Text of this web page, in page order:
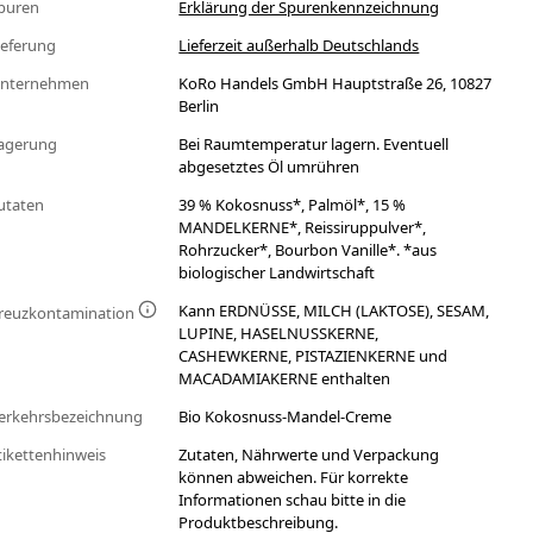
Erklärung der Spurenkennzeichnung
Lieferzeit außerhalb Deutschlands
KoRo Handels GmbH Hauptstraße 26, 10827
Berlin
Bei Raumtemperatur lagern. Eventuell
abgesetztes Öl umrühren
39 % Kokosnuss*, Palmöl*, 15 %
MANDELKERNE*, Reissiruppulver*,
Rohrzucker*, Bourbon Vanille*. *aus
biologischer Landwirtschaft
Kann ERDNÜSSE, MILCH (LAKTOSE), SESAM,
LUPINE, HASELNUSSKERNE,
CASHEWKERNE, PISTAZIENKERNE und
MACADAMIAKERNE enthalten
Bio Kokosnuss-Mandel-Creme
Zutaten, Nährwerte und Verpackung
können abweichen. Für korrekte
Informationen schau bitte in die
Produktbeschreibung.